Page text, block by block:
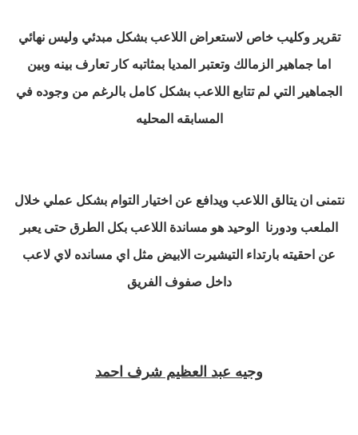
تقرير وكليب خاص لاستعراض اللاعب بشكل مبدئي وليس نهائي
اما جماهير الزمالك وتعتبر المديا بمثاتبه كار تعارف بينه وبين
الجماهير التي لم تتابع اللاعب بشكل كامل بالرغم من وجوده في
المسابقه المحليه
نتمنى ان يتالق اللاعب ويدافع عن اختيار التوام بشكل عملي خلال
الملعب ودورنا
الوحيد هو مساندة اللاعب بكل الطرق حتى يعبر
عن احقيته بارتداء التيشيرت الابيض مثل اي مسانده لاي لاعب
داخل صفوف الفريق
وجيه عبد العظيم شرف احمد